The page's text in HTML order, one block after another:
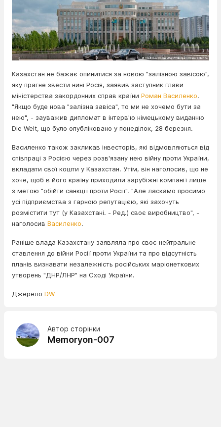
Казахстан не бажає опинитися за новою "залізною завісою",
яку прагне звести нині Росія, заявив заступник глави
міністерства закордонних справ країни Роман Василенко.
"Якщо буде нова "залізна завіса", то ми не хочемо бути за
нею", - зауважив дипломат в інтерв'ю німецькому виданню
Die Welt, що було опубліковано у понеділок, 28 березня.
Василенко також закликав інвесторів, які відмовляються від
співпраці з Росією через розв'язану нею війну проти України,
вкладати свої кошти у Казахстан. Утім, він наголосив, що не
хоче, щоб в його країну приходили зарубіжні компанії лише
з метою "обійти санкції проти Росії". "Але ласкамо просимо
усі підприємства з гарною репутацією, які захочуть
розмістити тут (у Казахстані. - Ред.) своє виробництво", -
наголосив Василенко.
Раніше влада Казахстану заявляла про своє нейтральне
ставлення до війни Росії проти України та про відсутність
планів визнавати незалежність російських маріонеткових
утворень "ДНР/ЛНР" на Сході України.
Джерело DW
Автор сторінки
Memoryon-007